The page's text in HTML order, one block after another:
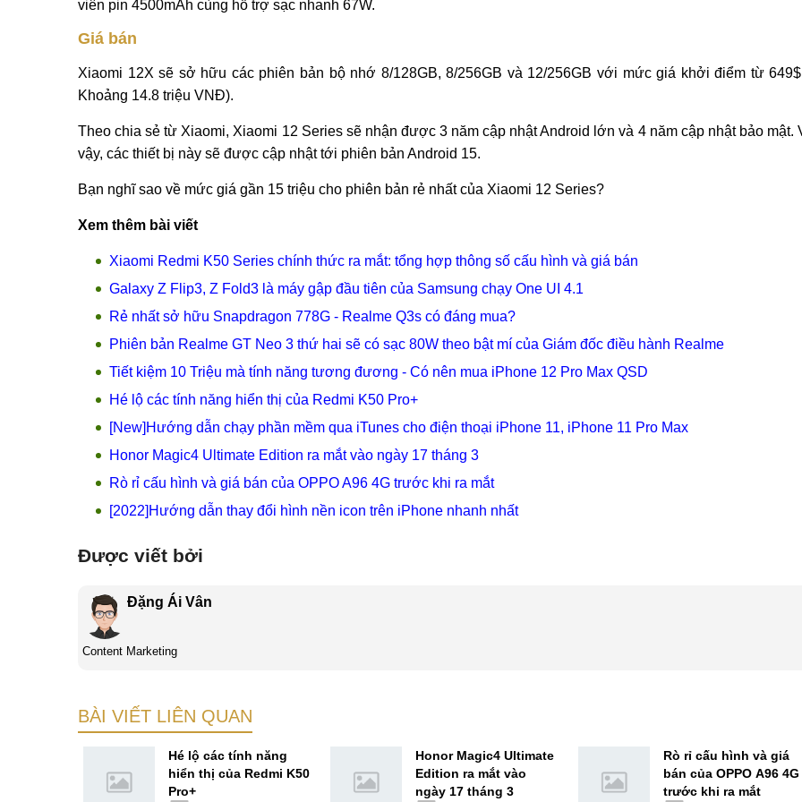
viên pin 4500mAh cùng hỗ trợ sạc nhanh 67W.
Giá bán
Xiaomi 12X sẽ sở hữu các phiên bản bộ nhớ 8/128GB, 8/256GB và 12/256GB với mức giá khởi điểm từ
Khoảng 14.8 triệu VNĐ).
Theo chia sẻ từ Xiaomi, Xiaomi 12 Series sẽ nhận được 3 năm cập nhật Android lớn và 4 năm cập nhật bảo mật.
vậy, các thiết bị này sẽ được cập nhật tới phiên bản Android 15.
Bạn nghĩ sao về mức giá gần 15 triệu cho phiên bản rẻ nhất của Xiaomi 12 Series?
Xem thêm bài viết
Xiaomi Redmi K50 Series chính thức ra mắt: tổng hợp thông số cấu hình và giá bán
Galaxy Z Flip3, Z Fold3 là máy gập đầu tiên của Samsung chạy One UI 4.1
Rẻ nhất sở hữu Snapdragon 778G - Realme Q3s có đáng mua?
Phiên bản Realme GT Neo 3 thứ hai sẽ có sạc 80W theo bật mí của Giám đốc điều hành Realme
Tiết kiệm 10 Triệu mà tính năng tương đương - Có nên mua iPhone 12 Pro Max QSD
Hé lộ các tính năng hiển thị của Redmi K50 Pro+
[New]Hướng dẫn chạy phần mềm qua iTunes cho điện thoại iPhone 11, iPhone 11 Pro Max
Honor Magic4 Ultimate Edition ra mắt vào ngày 17 tháng 3
Rò rỉ cấu hình và giá bán của OPPO A96 4G trước khi ra mắt
[2022]Hướng dẫn thay đổi hình nền icon trên iPhone nhanh nhất
Được viết bởi
Đặng Ái Vân
Content Marketing
BÀI VIẾT LIÊN QUAN
Hé lộ các tính năng
hiển thị của Redmi K50
Pro+
Honor Magic4 Ultimate
Edition ra mắt vào
ngày 17 tháng 3
Rò rỉ cấu hình và giá
bán của OPPO A96 4G
trước khi ra mắt